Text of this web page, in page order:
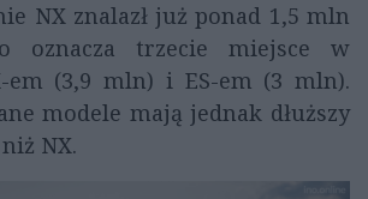
NX znalazł już ponad 1,5 mln
oznacza trzecie miejsce w
em (3,9 mln) i ES-em (3 mln).
modele mają jednak dłuższy
NX.